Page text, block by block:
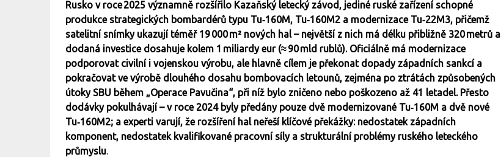
Rusko v roce 2025 významně rozšířilo Kazaňský letecký závod, jediné ruské zařízení schopné
produkce strategických bombardérů typu Tu‑160M, Tu‑160M2 a modernizace Tu‑22M3, přičemž
satelitní snímky ukazují téměř 19 000 m² nových hal – největší z nich má délku přibližně 320 metrů a
dodaná investice dosahuje kolem 1 miliardy eur (≈ 90 mld rublů). Oficiálně má modernizace
podporovat civilní i vojenskou výrobu, ale hlavně cílem je překonat dopady západních sankcí a
pokračovat ve výrobě dlouhého dosahu bombovacích letounů, zejména po ztrátách způsobených
útoky SBU během „Operace Pavučina“, při níž bylo zničeno nebo poškozeno až 41 letadel. Přesto
dodávky pokulhávají – v roce 2024 byly předány pouze dvě modernizované Tu‑160M a dvě nové
Tu‑160M2; a experti varují, že rozšíření hal neřeší klíčové překážky: nedostatek západních
komponent, nedostatek kvalifikované pracovní síly a strukturální problémy ruského leteckého
průmyslu.